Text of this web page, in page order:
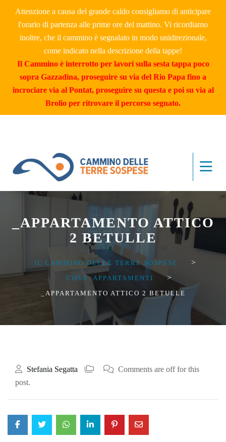
Attenzione a causa del grande caldo consigliamo di anticipare
l'orario di partenza alle prime ore del mattino. Vi ricordiamo
inoltre, che il cammino è segnalato in modo unidirezionale,
come indicato nella descrizione della tappe!
Il Cammino è interrotto per lavori sulla sesta tappa poco
sopra Gazzadina, proseguire su via del Rio Papa fino a
incrociare via al Pontat, proseguire su questa e poi su via al
Brolio per ritrovare il percorso segnato.
_APPARTAMENTO ATTICO
2 BETULLE
IL CAMMINO DELLE TERRE SOSPESE >
COSA: APPARTAMENTI >
_APPARTAMENTO ATTICO 2 BETULLE
Stefania Segatta
Comments are off for this
post.